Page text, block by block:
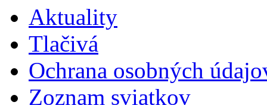
Aktuality
Tlačivá
Ochrana osobných
Zoznam sviatkov